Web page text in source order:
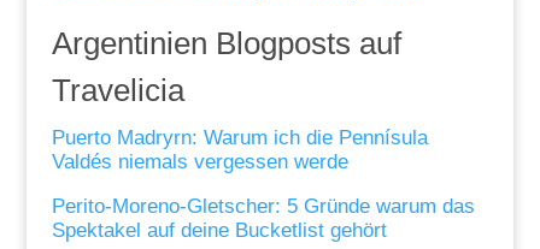
Argentinien Blogposts auf
Travelicia
Puerto Madryrn: Warum ich die Pennísula
Valdés niemals vergessen werde
Perito-Moreno-Gletscher: 5 Gründe warum das
Spektakel auf deine Bucketlist gehört